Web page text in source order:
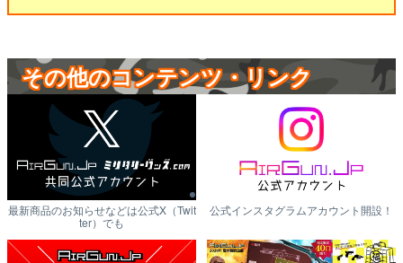
その他のコンテンツ・リンク
最新商品のお知らせなどは公式X（Twit
ter）でも
公式インスタグラムアカウント開設！